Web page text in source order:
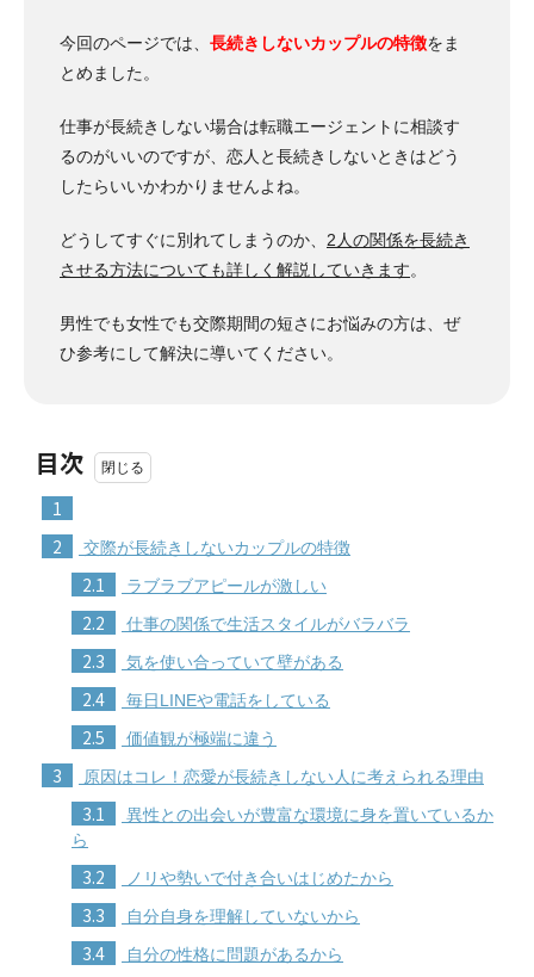
今回のページでは、 長続きしないカップルの特徴をま
とめました。
仕事が長続きしない場合は転職エージェントに相談す
るのがいいのですが、恋人と長続きしないときはどう
したらいいかわかりませんよね。
どうしてすぐに別れてしまうのか、 2人の関係を長続き
させる方法についても詳しく解説していきます。
男性でも女性でも交際期間の短さにお悩みの方は、ぜ
ひ参考にして解決に導いてください。
目次
1
2
交際が長続きしないカップルの特徴
2.1 ラブラブアピールが激しい
2.2 仕事の関係で生活スタイルがバラバラ
2.3 気を使い合っていて壁がある
2.4 毎日LINEや電話をしている
2.5 価値観が極端に違う
3 原因はコレ！恋愛が長続きしない人に考えられる理由
3.1
異性との出会いが豊富な環境に身を置いているか
ら
3.2 ノリや勢いで付き合いはじめたから
3.3 自分自身を理解していないから
3.4 自分の性格に問題があるから